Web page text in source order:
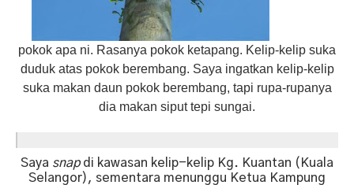
pokok apa ni. Rasanya pokok ketapang. Kelip-kelip suka
duduk atas pokok berembang. Saya ingatkan kelip-kelip
suka makan daun pokok berembang, tapi rupa-rupanya
dia makan siput tepi sungai.
Saya snapdi kawasan kelip-kelip Kg. Kuantan (Kuala
Selangor), sementara menunggu Ketua Kampung